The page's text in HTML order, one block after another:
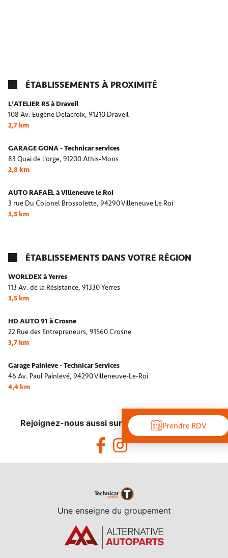
ÉTABLISSEMENTS À PROXIMITÉ
L'ATELIER RS à Draveil
108 Av. Eugène Delacroix, 91210 Draveil
2,7 km
GARAGE GONA - Technicar services
83 Quai de l'orge, 91200 Athis-Mons
2,8 km
AUTO RAFAËL à Villeneuve le Roi
3 rue Du Colonel Brossolette, 94290 Villeneuve Le Roi
3,3 km
ÉTABLISSEMENTS DANS VOTRE RÉGION
WORLDEX à Yerres
113 Av. de la Résistance, 91330 Yerres
3,5 km
HD AUTO 91 à Crosne
22 Rue des Entrepreneurs, 91560 Crosne
3,7 km
Garage Painleve - Technicar Services
46 Av. Paul Painlevé, 94290 Villeneuve-Le-Roi
4,4 km
Prendre RDV
Rejoignez-nous aussi sur les réseaux sociaux !
Une enseigne du groupement